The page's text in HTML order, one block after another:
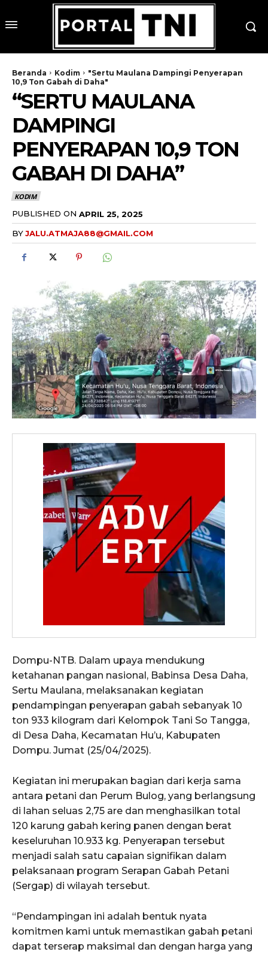
Beranda Kodim
"Sertu Maulana Dampingi Penyerapan
10,9 Ton Gabah di Daha"
“SERTU MAULANA
DAMPINGI
PENYERAPAN 10,9 TON
GABAH DI DAHA”
KODIM
PUBLISHED ON APRIL 25, 2025
BYJALU.ATMAJA88@GMAIL.COM
Dompu-NTB. Dalam upaya mendukung
ketahanan pangan nasional, Babinsa Desa Daha,
Sertu Maulana, melaksanakan kegiatan
pendampingan penyerapan gabah sebanyak 10
ton 933 kilogram dari Kelompok Tani So Tangga,
di Desa Daha, Kecamatan Hu’u, Kabupaten
Dompu. Jumat (25/04/2025).
Kegiatan ini merupakan bagian dari kerja sama
antara petani dan Perum Bulog, yang berlangsung
di lahan seluas 2,75 are dan menghasilkan total
120 karung gabah kering panen dengan berat
keseluruhan 10.933 kg. Penyerapan tersebut
menjadi salah satu capaian signifikan dalam
pelaksanaan program Serapan Gabah Petani
(Sergap) di wilayah tersebut.
“Pendampingan ini adalah bentuk nyata
komitmen kami untuk memastikan gabah petani
dapat terserap maksimal dan dengan harga yang